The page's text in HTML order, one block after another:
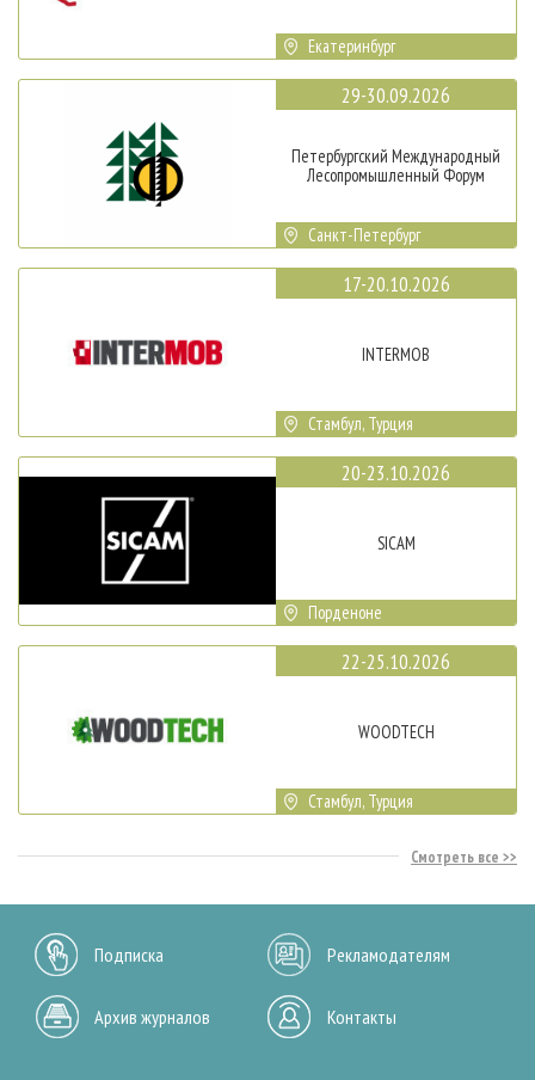
Екатеринбург
29-30.09.2026
Петербургский Международный
Лесопромышленный Форум
Санкт-Петербург
17-20.10.2026
INTERMOB
Стамбул, Турция
20-23.10.2026
SICAM
Порденоне
22-25.10.2026
WOODTECH
Стамбул, Турция
Смотреть все
Подписка Рекламодателям
Архив журналов Контакты